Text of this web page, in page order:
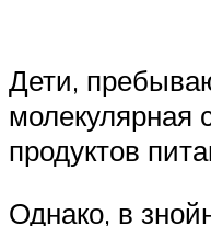
Дети,
молекулярная
продуктов
Однако, в